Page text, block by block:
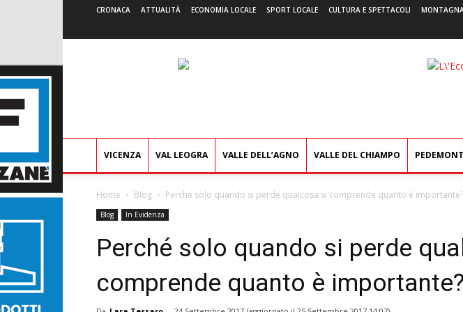
CRONACA ATTUALITÀ ECONOMIA LOCALE SPORT LOCALE CULTURA E SPETTACOLI
VICENZA VAL LEOGRA VALLE DELL’AGNO VALLE DEL CHIAMPO
Home Blog Perché solo quando si perde qualcosa si comprende quanto è importante?
Blog In Evidenza
Perché solo quando si perde
comprende quanto è importante?